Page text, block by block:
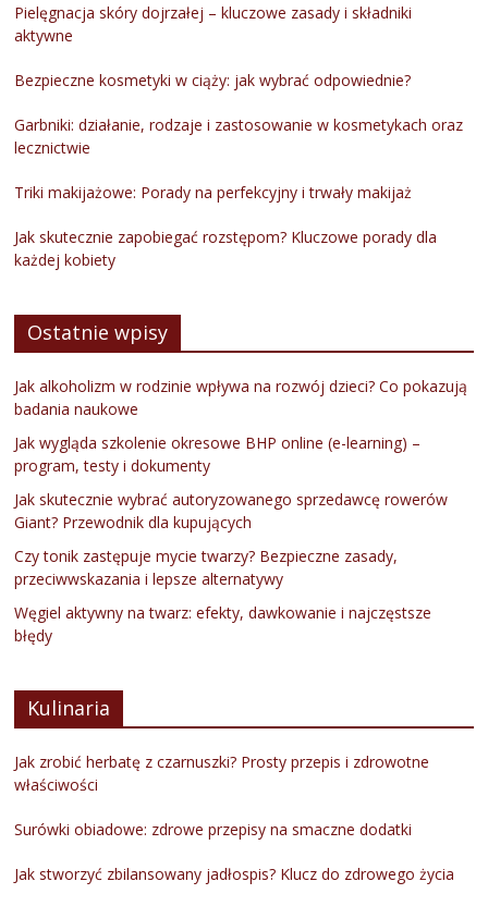
Pielęgnacja skóry dojrzałej – kluczowe zasady i składniki
aktywne
Bezpieczne kosmetyki w ciąży: jak wybrać odpowiednie?
Garbniki: działanie, rodzaje i zastosowanie w kosmetykach oraz
lecznictwie
Triki makijażowe: Porady na perfekcyjny i trwały makijaż
Jak skutecznie zapobiegać rozstępom? Kluczowe porady dla
każdej kobiety
Ostatnie wpisy
Jak alkoholizm w rodzinie wpływa na rozwój dzieci? Co pokazują
badania naukowe
Jak wygląda szkolenie okresowe BHP online (e-learning) –
program, testy i dokumenty
Jak skutecznie wybrać autoryzowanego sprzedawcę rowerów
Giant? Przewodnik dla kupujących
Czy tonik zastępuje mycie twarzy? Bezpieczne zasady,
przeciwwskazania i lepsze alternatywy
Węgiel aktywny na twarz: efekty, dawkowanie i najczęstsze
błędy
Kulinaria
Jak zrobić herbatę z czarnuszki? Prosty przepis i zdrowotne
właściwości
Surówki obiadowe: zdrowe przepisy na smaczne dodatki
Jak stworzyć zbilansowany jadłospis? Klucz do zdrowego życia